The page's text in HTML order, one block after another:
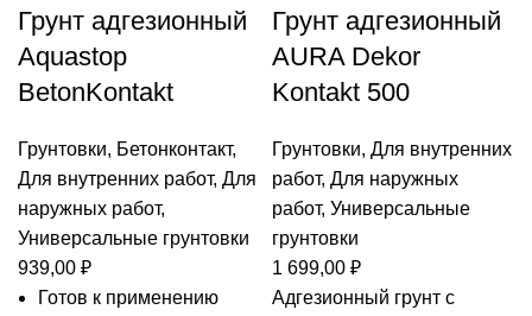
Грунт адгезионный
Aquastop
BetonKontakt
Грунтовки, Бетонконтакт,
Для внутренних работ, Для
наружных работ,
Универсальные грунтовки
939,00 ₽
Готов к применению
Грунт адгезионный
AURA Dekor
Kontakt 500
Грунтовки, Для внутренних
работ, Для наружных
работ, Универсальные
грунтовки
1 699,00 ₽
Адгезионный грунт с